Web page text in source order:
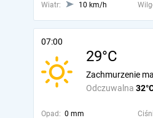
Wiatr:
10 km/h
07:00
29°C
Odczuwalna
Zachmurzenie
Opad: 0 mm